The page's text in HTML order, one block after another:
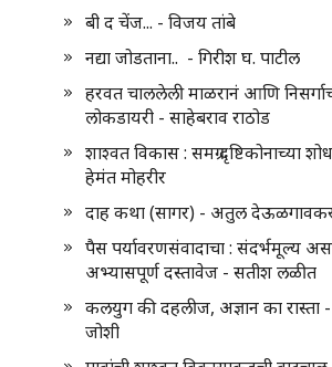
बी द चेंज... - विजय तांबे
नद्या जोडताना.. - गिरीश घ. पाटील
हरवत चाललेली माळरानं आणि
लोकडायरी - साहेबराव राठोड
शाश्वत विकास : समग्र दृष्टिकोनाच्या
हेमंत मोहरीर
दाह कथा (सागर) - अतुल
पैस पर्यावरणसंवादाचा : संदर्भमूल्य
अभ्यासपूर्ण दस्तावेज - सतीश लळीत
कलयुग की दहलीज, अज्ञान का रास्ता
जोशी